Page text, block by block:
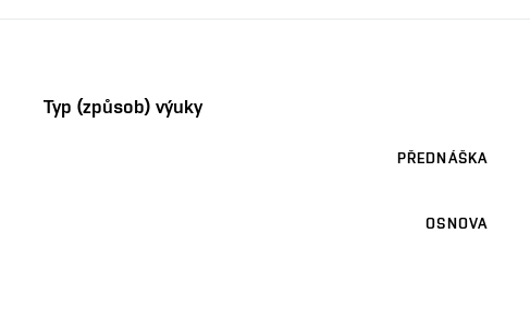
Typ (způsob) výuky
PŘEDNÁŠKA
OSNOVA